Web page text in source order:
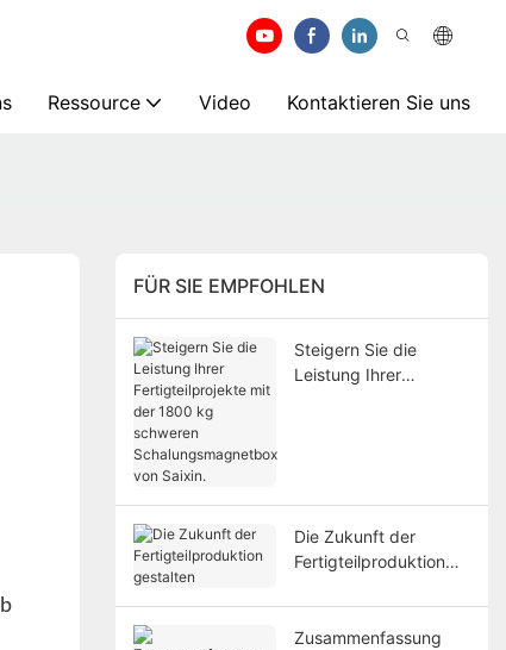
Ressource Video Kontaktieren Sie uns
FÜR SIE EMPFOHLEN
Steigern Sie die
Leistung Ihrer
Die Zukunft der
Fertigteilproduktion
Zusammenfassung